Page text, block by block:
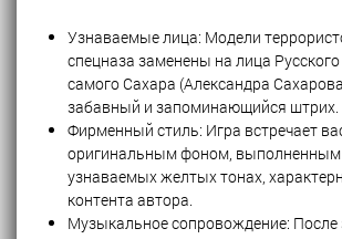
Узнаваемые лица: Модели
спецназа заменены на лица
самого Сахара (Александра
забавный и запоминающийся штрих.
Фирменный стиль: Игра встречает
оригинальным фоном, выполненным
узнаваемых желтых тонах,
контента автора.
Музыкальное сопровождение: После